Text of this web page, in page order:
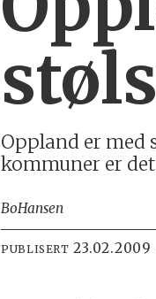
Oppland er med
kommuner er
BoHansen
PUBLISERT